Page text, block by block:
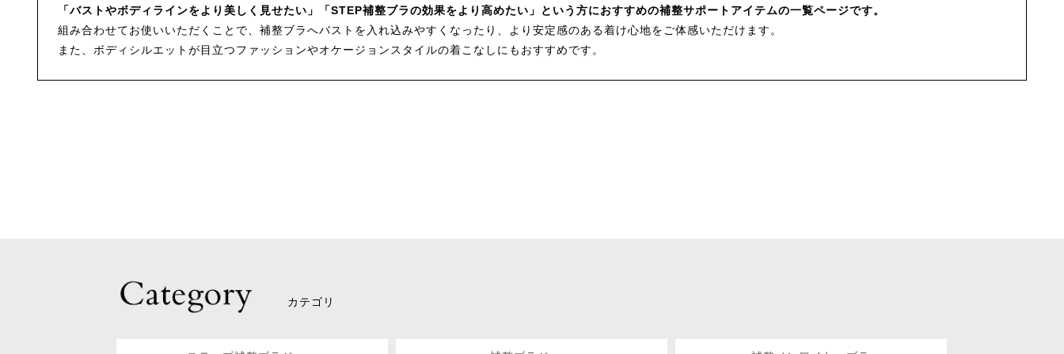
「バストやボディラインをより美しく見せたい」「STEP補整ブラの効果をより高めたい」という方におすすめの補整サポートアイテムの一覧ページです。
組み合わせてお使いいただくことで、補整ブラへバストを入れ込みやすくなったり、より安定感のある着け心地をご体感いただけます。
また、ボディシルエットが目立つファッションやオケージョンスタイルの着こなしにもおすすめです。
カテゴリ